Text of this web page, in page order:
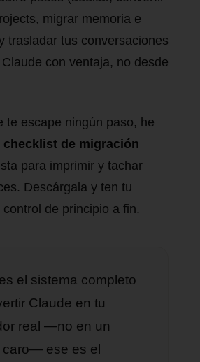
migrar memoria e
trasladar tus conversaciones
con ventaja, no desde
te escape ningún paso, he
checklist de migración
para imprimir y tachar
Descárgala y ten tu
de principio a fin.
el sistema completo
Claude en tu
real —no en un
caro— ese es el